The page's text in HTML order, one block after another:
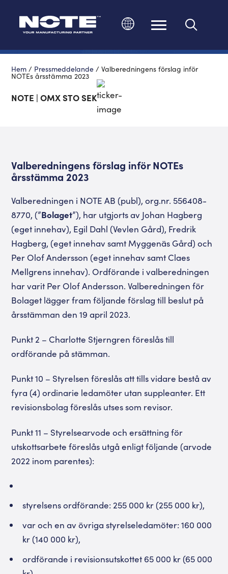
Hem / Pressmeddelande /Valberedningens förslag inför
NOTEs årsstämma 2023
NOTE | OMX STO SEK
Valberedningens förslag inför NOTEs
årsstämma 2023
Valberedningen i NOTE AB (publ), org.nr. 556408-
8770, (”Bolaget”), har utgjorts av Johan Hagberg
(eget innehav), Egil Dahl (Vevlen Gård), Fredrik
Hagberg, (eget innehav samt Myggenäs Gård) och
Per Olof Andersson (eget innehav samt Claes
Mellgrens innehav). Ordförande i valberedningen
har varit Per Olof Andersson. Valberedningen för
Bolaget lägger fram följande förslag till beslut på
årsstämman den 19 april 2023.
Punkt 2 – Charlotte Stjerngren föreslås till
ordförande på stämman.
Punkt 10 – Styrelsen föreslås att tills vidare bestå av
fyra (4) ordinarie ledamöter utan suppleanter. Ett
revisionsbolag föreslås utses som revisor.
Punkt 11 – Styrelsearvode och ersättning för
utskottsarbete föreslås utgå enligt följande (arvode
2022 inom parentes):
styrelsens ordförande: 255 000 kr (255 000 kr),
var och en av övriga styrelseledamöter: 160 000
kr (140 000 kr),
ordförande i revisionsutskottet 65 000 kr (65 000